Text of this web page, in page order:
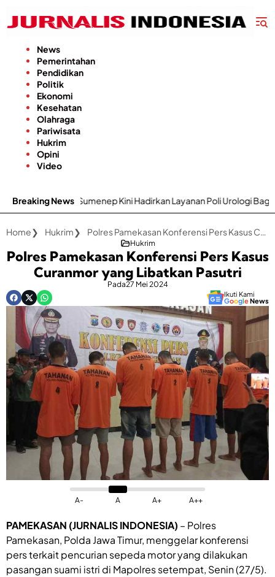
konten
News
Pemerintahan
Pendidikan
Politik
Ekonomi
Kesehatan
Olahraga
Pariwisata
Hukrim
Opini
Video
Breaking News
Kini Hadirkan Layanan Poli Urologi Bagi Peserta BPJS
Home Hukrim Polres Pamekasan Konferensi Pers Kasus Curanmor yang Libatkan Pasutri
Hukrim
Polres Pamekasan Konferensi Pers Kasus
Curanmor yang Libatkan Pasutri
Pada27 Mei 2024
Ikuti Kami
GoogleNews
A- A A+ A++
PAMEKASAN (JURNALIS INDONESIA) – Polres
Pamekasan, Polda Jawa Timur, menggelar konferensi
pers terkait pencurian sepeda motor yang dilakukan
pasangan suami istri di Mapolres setempat, Senin (27/5).